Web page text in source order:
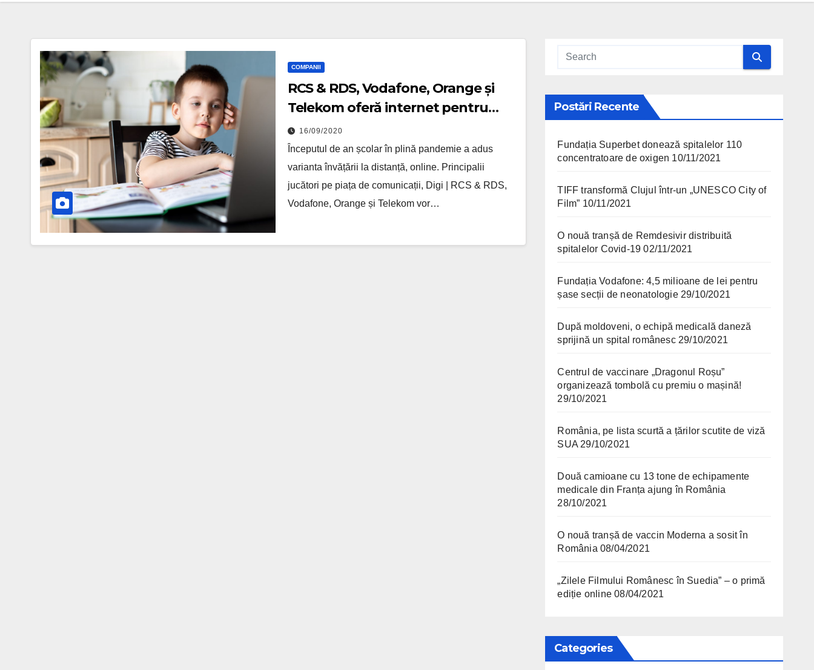
COMPANII
RCS & RDS, Vodafone, Orange și
Telekom oferă internet pentru
3.000 de școli
16/09/2020
Începutul de an școlar în plină pandemie a adus
varianta învățării la distanță, online. Principalii
jucători pe piața de comunicații, Digi | RCS & RDS,
Vodafone, Orange și Telekom vor…
Postări Recente
Fundația Superbet donează spitalelor 110
concentratoare de oxigen 10/11/2021
TIFF transformă Clujul într-un „UNESCO City of
Film” 10/11/2021
O nouă tranșă de Remdesivir distribuită
spitalelor Covid-19 02/11/2021
Fundația Vodafone: 4,5 milioane de lei pentru
șase secții de neonatologie 29/10/2021
După moldoveni, o echipă medicală daneză
sprijină un spital românesc 29/10/2021
Centrul de vaccinare „Dragonul Roșu”
organizează tombolă cu premiu o mașină!
29/10/2021
România, pe lista scurtă a țărilor scutite de viză
SUA 29/10/2021
Două camioane cu 13 tone de echipamente
medicale din Franța ajung în România
28/10/2021
O nouă tranșă de vaccin Moderna a sosit în
România 08/04/2021
„Zilele Filmului Românesc în Suedia” – o primă
ediție online 08/04/2021
Categories